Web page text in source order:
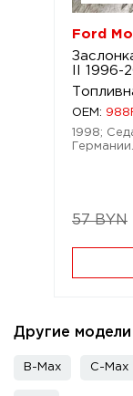
Ford
II 1996-
OEM:
1998;
Германии.
57 BYN
Другие
B-Max C-Max